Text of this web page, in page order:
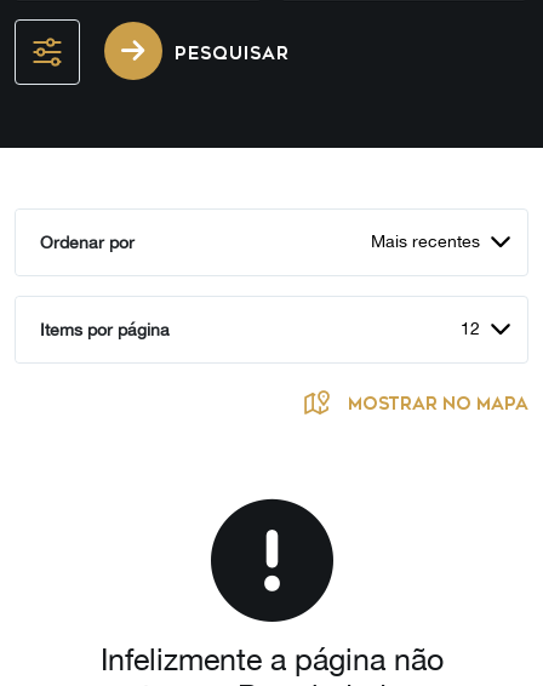
PESQUISAR
Ordenar por Mais recentes
Items por página 12
MOSTRAR NO MAPA
Infelizmente a página não